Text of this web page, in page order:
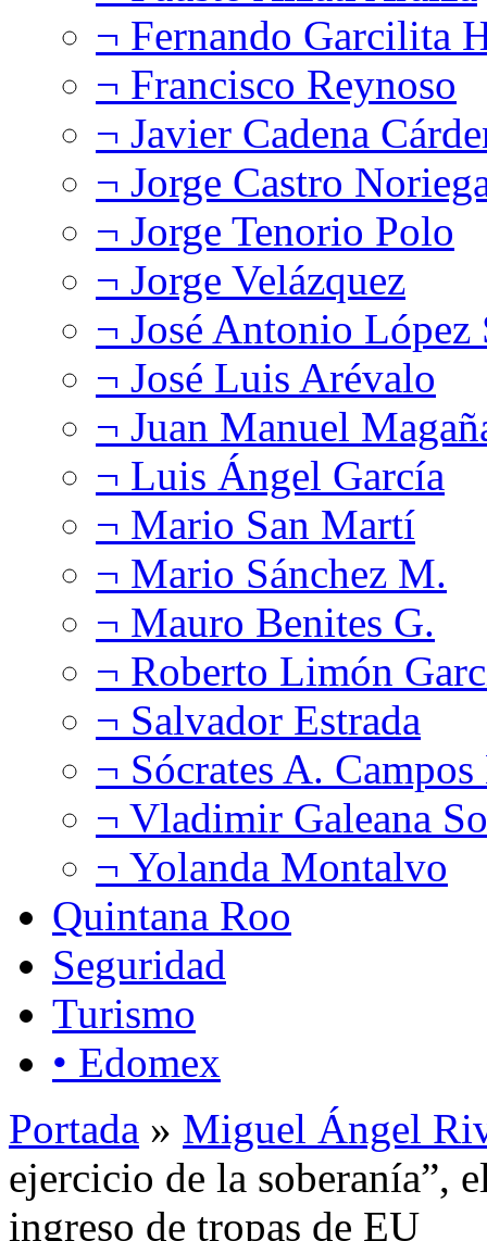
¬ Fernando Garcilita
¬ Francisco Reynoso
¬ Javier Cadena
¬ Jorge Castro
¬ Jorge Tenorio Polo
¬ Jorge Velázquez
¬ José Antonio López
¬ José Luis Arévalo
¬ Juan Manuel
¬ Luis Ángel García
¬ Mario San Martí
¬ Mario Sánchez M.
¬ Mauro Benites G.
¬ Roberto Limón
¬ Salvador Estrada
¬ Sócrates A.
¬ Vladimir Galeana
¬ Yolanda Montalvo
Quintana Roo
Seguridad
Turismo
• Edomex
Portada » Miguel Ángel
ejercicio de la soberanía”,
ingreso de tropas de EU